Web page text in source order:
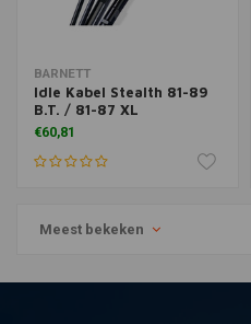
BARNETT
Idle Kabel Stealth 81-89
B.T. / 81-87 XL
€60,81
Meest bekeken